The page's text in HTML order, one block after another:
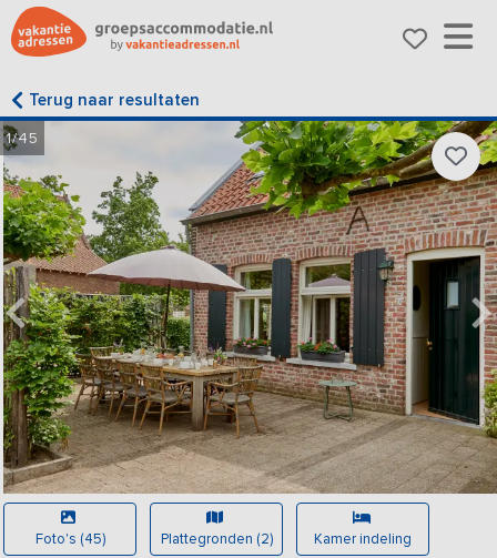
Terug naar resultaten
1/45
Foto's (45) Plattegronden (2) Kamer indeling